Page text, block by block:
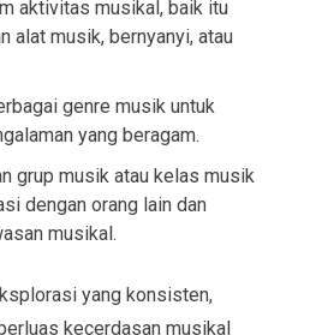
aktivitas musikal, baik itu
alat musik, bernyanyi, atau
genre musik untuk
yang beragam.
grup musik atau kelas musik
dengan orang lain dan
musikal.
yang konsisten,
kecerdasan musikal